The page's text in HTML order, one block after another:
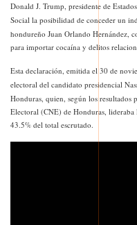
Donald J. Trump, presidente de
Social la posibilidad de conceder un
hondureño Juan Orlando Hernández,
para importar cocaína y delitos
Esta declaración, emitida el 30 de
electoral del candidato presidencial
Honduras, quien, según los
Electoral (CNE) de Honduras,
43.5% del total escrutado.